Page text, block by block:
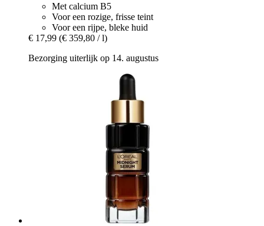
Met calcium B5
Voor een rozige, frisse teint
Voor een rijpe, bleke huid
€ 17,99 (€ 359,80 / l)
Bezorging uiterlijk op 14. augustus